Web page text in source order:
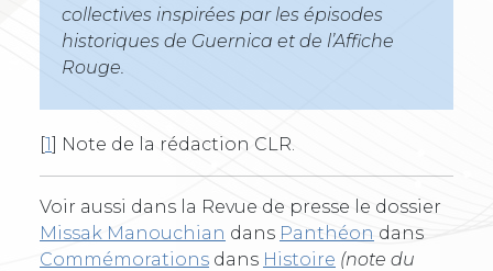
collectives inspirées par les épisodes
historiques de Guernica et de l’Affiche
Rouge.
[1] Note de la rédaction CLR.
Voir aussi dans la Revue de presse le dossier
Missak Manouchian dans Panthéon dans
Commémorations dans Histoire (note du